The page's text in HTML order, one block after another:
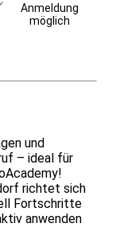
Anmeldung
möglich
und
– ideal für
richtet sich
Fortschritte
anwenden